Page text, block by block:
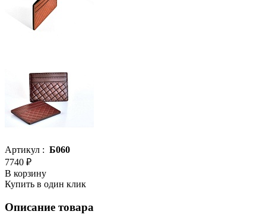
Артикул : Б060
7740 ₽
В корзину
Купить в один клик
Описание товара